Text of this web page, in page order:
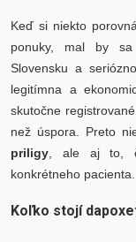
Keď si niekto porovná
ponuky, mal by sa
Slovensku a
legitímna a
skutočne
než úspora. Preto
priligy , ale aj to,
konkrétneho pacienta.
Koľko stojí